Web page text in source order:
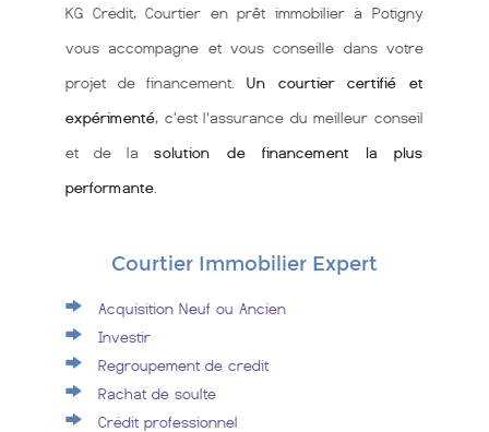
KG Crédit, Courtier en prêt immobilier à Potigny
vous accompagne et vous conseille dans votre
projet de financement. Un courtier certifié et
expérimenté, c'est l'assurance du meilleur conseil
et de lasolution de financement la plus
performante
Courtier Immobilier Expert
Acquisition Neuf ou Ancien
Investir
Regroupement de credit
Rachat de soulte
Crédit professionnel